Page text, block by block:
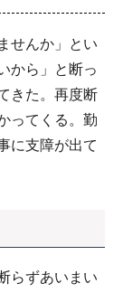
せんか」とい
から」と断っ
きた。再度断
ってくる。勤
に支障が出て
らずあいまい